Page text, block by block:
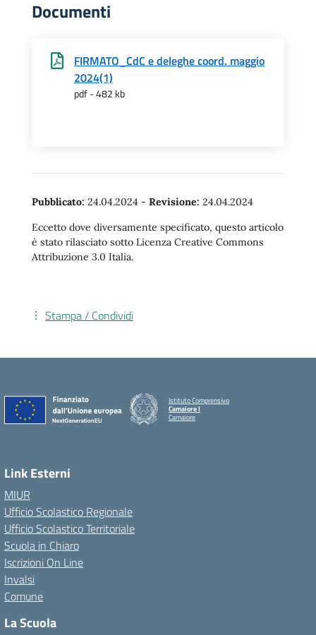
Documenti
FIRMATO_CdC e deleghe coord. maggio
2024(1)
pdf - 482 kb
Pubblicato: 24.04.2024 - Revisione: 24.04.2024
Eccetto dove diversamente specificato, questo articolo
è stato rilasciato sotto Licenza Creative Commons
Attribuzione 3.0 Italia.
Stampa / Condividi
Istituto Comprensivo
Camaiore I
Camaiore
Link Esterni
MIUR
Ufficio Scolastico Regionale
Ufficio Scolastico Territoriale
Scuola in Chiaro
Iscrizioni On Line
Invalsi
Comune
La Scuola